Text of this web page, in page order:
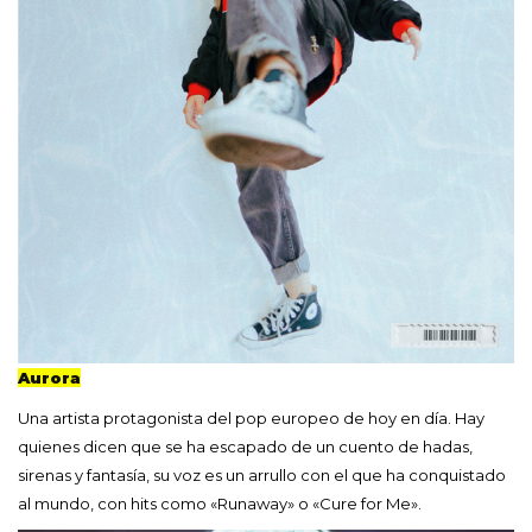
Aurora
Una artista protagonista del pop europeo de hoy en día. Hay
quienes dicen que se ha escapado de un cuento de hadas,
sirenas y fantasía, su voz es un arrullo con el que ha conquistado
al mundo, con hits como «Runaway» o «Cure for Me».